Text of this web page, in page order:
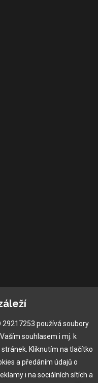
29217253 používá soubory
souhlasem i mj. k
Kliknutím na tlačítko
a předáním údajů o
i na sociálních sítích a